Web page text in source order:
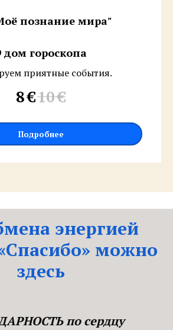
познание мира"
дом гороскопа
приятные события.
8€10€
Подробнее
энергией
можно
здесь
по сердцу